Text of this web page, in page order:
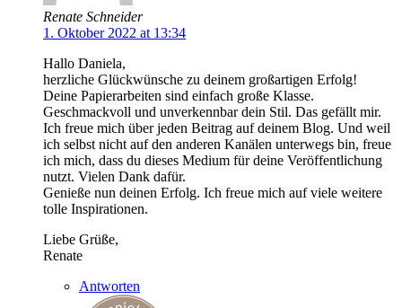
Renate Schneider
1. Oktober 2022 at 13:34
Hallo Daniela,
herzliche Glückwünsche zu deinem großartigen Erfolg!
Deine Papierarbeiten sind einfach große Klasse.
Geschmackvoll und unverkennbar dein Stil. Das gefällt mir.
Ich freue mich über jeden Beitrag auf deinem Blog. Und weil
ich selbst nicht auf den anderen Kanälen unterwegs bin, freue
ich mich, dass du dieses Medium für deine Veröffentlichung
nutzt. Vielen Dank dafür.
Genieße nun deinen Erfolg. Ich freue mich auf viele weitere
tolle Inspirationen.
Liebe Grüße,
Renate
Antworten